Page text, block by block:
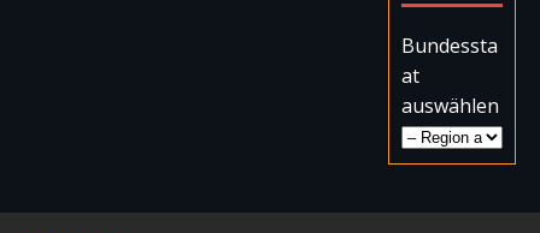
Bundessta
at
auswählen